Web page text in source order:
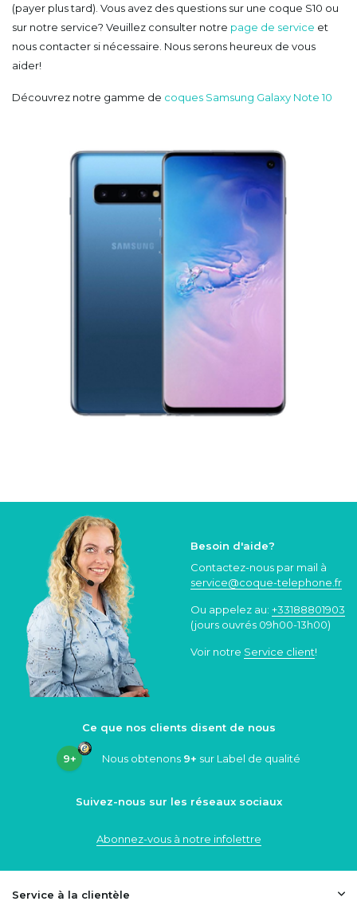
(payer plus tard). Vous avez des questions sur une coque S10 ou
sur notre service? Veuillez consulter notre page de service et
nous contacter si nécessaire. Nous serons heureux de vous
aider!
Découvrez notre gamme de coques Samsung Galaxy Note 10
Besoin d'aide?
Contactez-nous par mail à
service@coque-telephone.fr
Ou appelez au: +33188801903
(jours ouvrés 09h00-13h00)
Voir notre Service client!
Ce que nos clients disent de nous
9+ Nous obtenons 9+ sur Label de qualité
Suivez-nous sur les réseaux sociaux
Abonnez-vous à notre infolettre
Service à la clientèle